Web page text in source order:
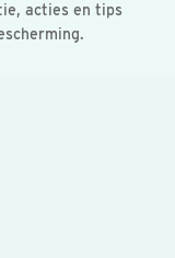
acties en tips